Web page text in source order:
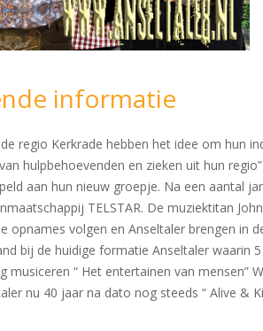
informatie
regio Kerkrade hebben het idee om hun
hulpbehoevenden en zieken uit hun
aan hun nieuw groepje. Na een aantal
TELSTAR. De muziektitan
opnames volgen en Anseltaler brengen in
bij de huidige formatie Anseltaler
“ Het entertainen van
nu 40 jaar na dato nog steeds “ Alive &